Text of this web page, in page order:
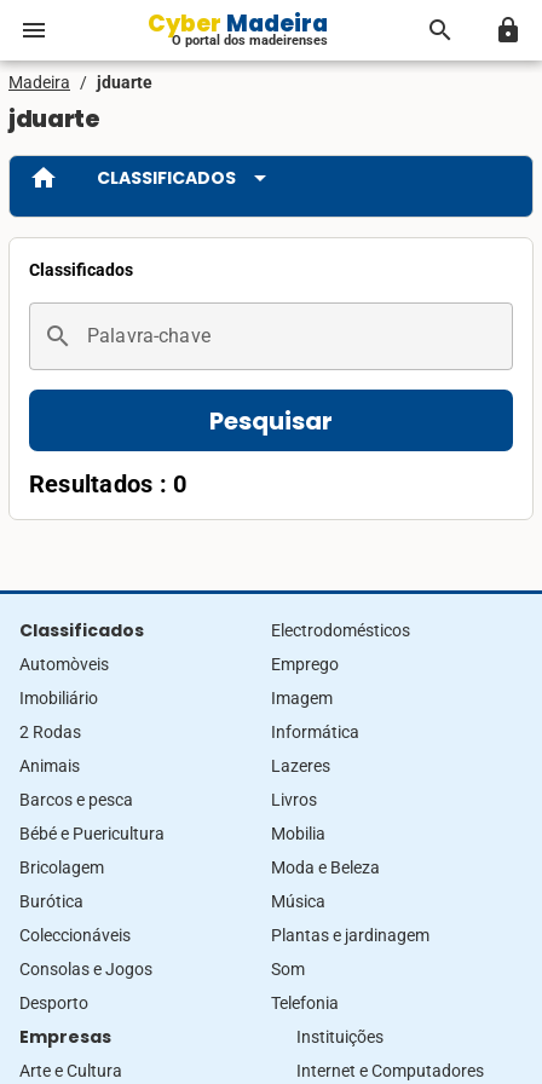
menu Cyber Madeira
O portal dos madeirenses search lock
Madeira / jduarte
jduarte
home CLASSIFICADOS arrow_drop_down
Classificados
search Palavra-chave
Pesquisar
Resultados : 0
Classificados
Automòveis
Imobiliário
2 Rodas
Animais
Barcos e pesca
Bébé e Puericultura
Bricolagem
Burótica
Coleccionáveis
Consolas e Jogos
Desporto
Electrodomésticos
Emprego
Imagem
Informática
Lazeres
Livros
Mobilia
Moda e Beleza
Música
Plantas e jardinagem
Som
Telefonia
Empresas
Arte e Cultura
Instituições
Internet e Computadores